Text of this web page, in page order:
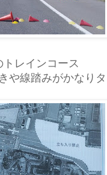
レインコース
や線踏みがかなり